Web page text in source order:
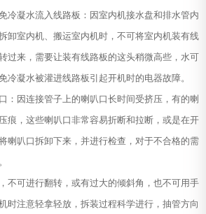
冷凝水流入线路板：因室内机接水盘和排水管内
卸室内机、搬运室内机时，不可将室内机装有线
过来，需要让装有线路板的这头稍微高些，水可
冷凝水被灌进线路板引起开机时的电器故障。
：因连接管子上的喇叭口长时间受挤压，有的喇
痕，这些喇叭口非常容易折断和拉断，或是在开
喇叭口拆卸下来，并进行检查，对于不合格的需
不可进行翻转，或有过大的倾斜角，也不可用手
时注意轻拿轻放，拆装过程科学进行，抽管方向